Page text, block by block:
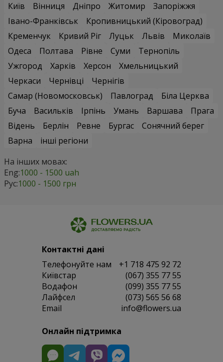
Київ
Вінниця Дніпро Житомир
Запоріжжя
Івано-Франківськ
Кропивницький (Кіровоград)
Кременчук
Кривий Ріг Луцьк Львів
Миколаїв
Одеса
Полтава Рівне Суми
Тернопіль
Ужгород
Харків Херсон
Хмельницький
Черкаси
Чернівці
Чернігів
Самар (Новомосковськ)
Павлоград
Біла Церква
Буча
Васильків Ірпінь Умань Варшава
Прага
Відень
Берлін Ревне Бургас
Сонячний берег
Варна
інші регіони
На інших мовах:
Eng:1000 - 1500 uah
Рус:1000 - 1500 грн
Контактні дані
Телефонуйте нам
+1 718 475 92 72
Київстар
(067) 355 77 55
Водафон
(099) 355 77 55
Лайфсел
(073) 565 56 68
Email
info@flowers.ua
Онлайн підтримка